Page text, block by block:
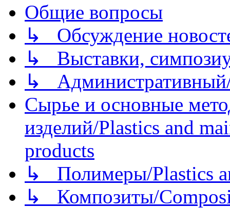
Общие вопросы
↳ Обсуждение
↳ Выставки,
↳
Сырье и основные
изделий/Plastics and
products
↳ Полимеры/Plastics
↳ Композиты/